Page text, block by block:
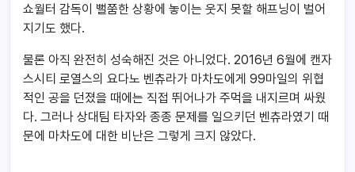
쇼월터 감독이 뻘쭘한 상황에 놓이는 웃지 못할 해프닝이 벌어
지기도 했다.
물론 아직 완전히 성숙해진 것은 아니었다. 2016년 6월에 캔자
스시티 로열스의 요다노 벤츄라가 마차도에게 99마일의 위협
적인 공을 던졌을 때에는 직접 뛰어나가 주먹을 내지르며 싸웠
다. 그러나 상대팀 타자와 종종 문제를 일으키던 벤츄라였기 때
문에 마차도에 대한 비난은 그렇게 크지 않았다.